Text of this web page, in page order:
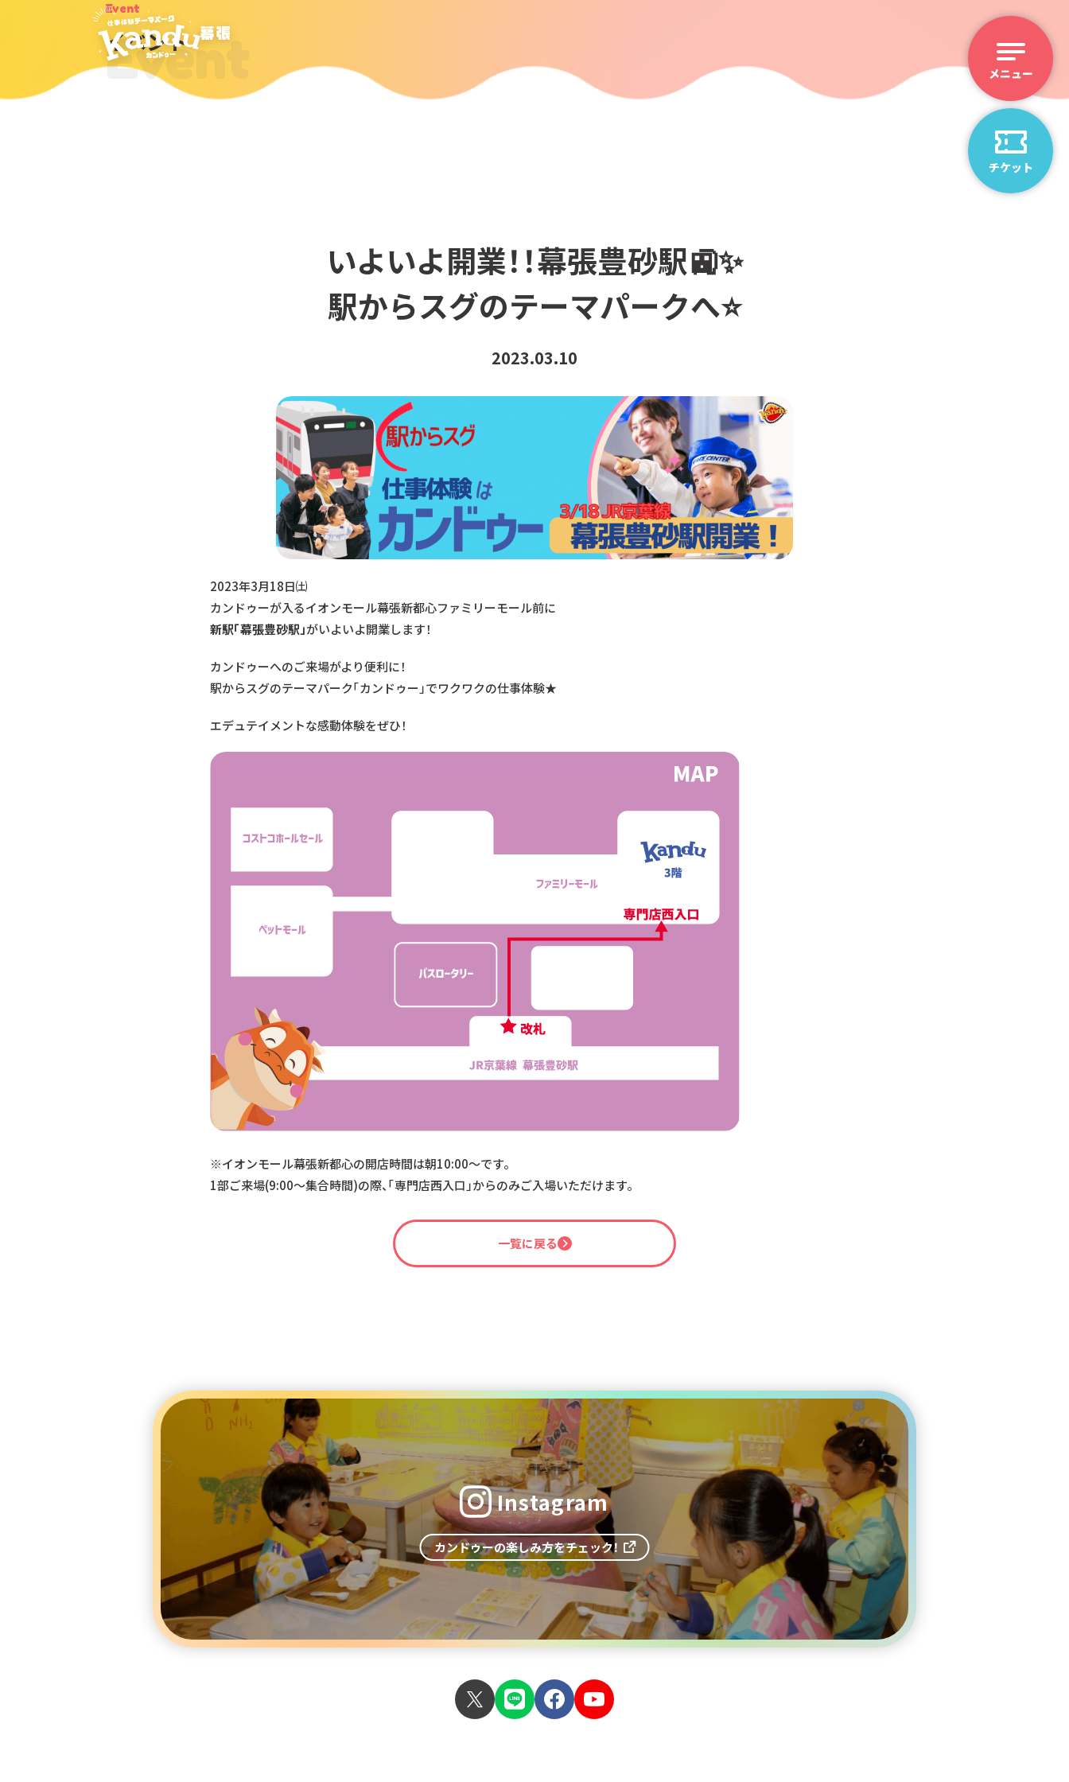
チケット
Event
Event
イベント
いよいよ開業！！幕張豊砂駅🚉✨
駅からスグのテーマパークへ⭐
2023.03.10
2023年3月18日㈯
カンドゥーが入るイオンモール幕張新都心ファミリーモール前に
新駅「幕張豊砂駅」がいよいよ開業します！
カンドゥーへのご来場がより便利に！
駅からスグのテーマパーク「カンドゥー」でワクワクの仕事体験★
エデュテイメントな感動体験をぜひ！
※イオンモール幕張新都心の開店時間は朝10:00～です。
1部ご来場(9:00～集合時間)の際、「専門店西入口」からのみご入場いただけます。
一覧に戻る
Instagram
カンドゥーの楽しみ方をチェック！